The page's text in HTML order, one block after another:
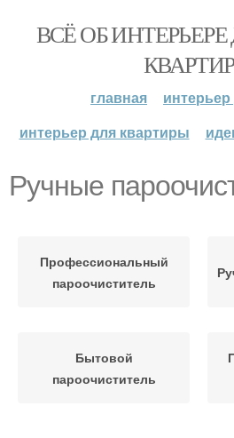
ВСЁ ОБ
главная
интерьер для квартиры
Ручные
Профессиональный
пароочиститель
Бытовой
пароочиститель